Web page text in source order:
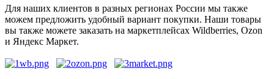
Для наших клиентов в разных регионах России мы также
можем предложить удобный вариант покупки. Наши товары
вы также можете заказать на маркетплейсах Wildberries, Ozon
и Яндекс Маркет.